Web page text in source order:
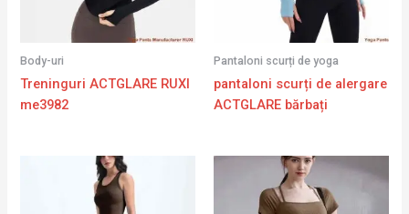
Body-uri
Treninguri ACTGLARE RUXI
me3982
Pantaloni scurți de yoga
pantaloni scurți de alergare
ACTGLARE bărbați